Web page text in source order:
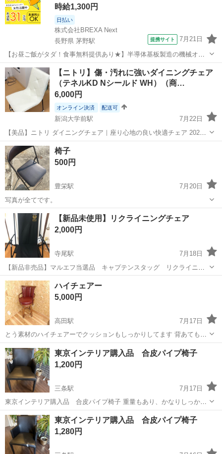
時給1,300円
日払い
株式会社BREXA Next
長野県 茅野駅
提携サイト 7月21日
【お昼ご飯がタダ！食事無料提供あり★】半導体基板製造の機械オペ
レーターや検査作業！未経験活躍中★カップル＆友達同士の応募OK！
赴任旅費会社負担★嬉しい無料送迎◎正社員登用制度あり！マイカー
通勤OK！無料駐車場完備！《長野県茅...
長野 茅野市 茅野駅 その他
【ニトリ】傷・汚れに強いダイニングチェア
（テネルKD Nシールド WH）（商…
6,000円
オンライン決済 配送可
新潟大学前駅
7月22日
【美品】ニトリ ダイニングチェア｜座り心地の良い快適チェア 2024
年秋にニトリで購入したダイニングチェアです。 目立つキズや汚れは
なく、全体的にとてもきれいな状態です。まだまだ気持ちよくお使い
いただけます。 座面はクッショ...
新潟 新潟市 新潟大学前駅
椅子
500円
豊栄駅
7月20日
写真が全てです。
新潟 新潟市 豊栄駅 椅子
【新品未使用】リクライニングチェア
2,000円
寺尾駅
7月18日
【新品非売品】マルエフ当選品 キャプテンスタッグ リクライニン
グチェア（ブラック） 角度も調節可能なので これからの時期、キャン
プ、BBQ.自宅のベランダでのリラックリスタイムにいかがでしょうか
仕事の都合で、回答や取引...
新潟 新潟市 寺尾駅
ハイチェアー
5,000円
高田駅
7月17日
とう素材のハイチェアーでクッションもしっかりしてます 背あてもつ
いてます しっかりしてます アンティーク雑貨屋さんで一目惚れして購
入したのですが我が家にはあわなかったのでどなたか家にお迎えして
いただけたらと思います
新潟 上越市 高田駅 椅子
東京インテリア購入品 合皮パイプ椅子
1,200円
三条駅
7月17日
東京インテリア購入品 合皮パイプ椅子 重量もあり、かなりしっかり
としておりますが、合皮が剥げているため格安にしました！ 中のパイ
プ椅子は、しっかりしていますので合皮部分を張り替えられる方、い
かがでしょうか？ 剥がれ箇所は画...
新潟 三条市 三条駅 椅子 パイプ椅子
東京インテリア購入品 合皮パイプ椅子
1,280円